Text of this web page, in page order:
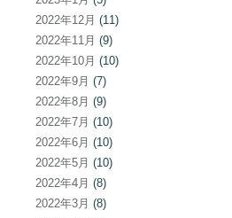
2022年12月 (11)
2022年11月 (9)
2022年10月 (10)
2022年9月 (7)
2022年8月 (9)
2022年7月 (10)
2022年6月 (10)
2022年5月 (10)
2022年4月 (8)
2022年3月 (8)